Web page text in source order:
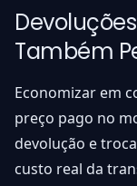
Também
Economizar em
preço pago no
devolução e
custo real da